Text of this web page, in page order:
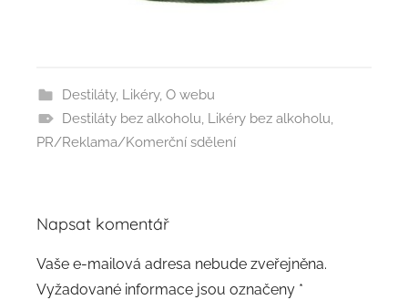
Destiláty, Likéry, O webu
Destiláty bez alkoholu, Likéry bez alkoholu,
PR/Reklama/Komerční sdělení
Napsat komentář
Vaše e-mailová adresa nebude zveřejněna.
Vyžadované informace jsou označeny *